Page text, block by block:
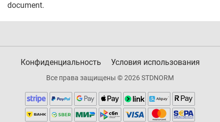
document.
Конфиденциальность Условия использования
Все права защищены © 2026 STDNORM